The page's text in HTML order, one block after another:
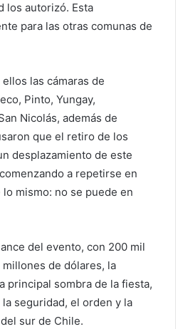
los autorizó. Esta
para las otras comunas de
las cámaras de
Pinto, Yungay,
Nicolás, además de
que el retiro de los
desplazamiento de este
a repetirse en
mismo: no se puede en
del evento, con 200 mil
de dólares, la
principal sombra de la fiesta,
seguridad, el orden y la
sur de Chile.